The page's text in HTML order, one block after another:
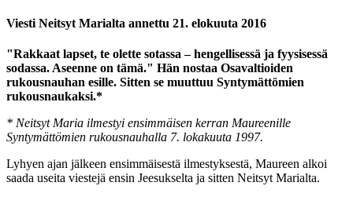
Viesti Neitsyt Marialta annettu 21. elokuuta 2016
"Rakkaat lapset, te olette sotassa – hengellisessä ja fyysisessä
sodassa. Aseenne on tämä." Hän nostaa Osavaltioiden
rukousnauhan esille. Sitten se muuttuu Syntymättömien
rukousnaukaksi.*
* Neitsyt Maria ilmestyi ensimmäisen kerran Maureenille
Syntymättömien rukousnauhalla 7. lokakuuta 1997.
Lyhyen ajan jälkeen ensimmäisestä ilmestyksestä, Maureen alkoi
saada useita viestejä ensin Jeesukselta ja sitten Neitsyt Marialta.